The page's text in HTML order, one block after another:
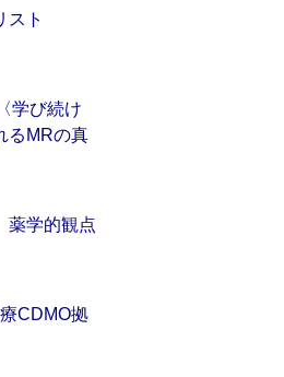
スト
学び続け
るMRの真
薬学的観点
CDMO拠